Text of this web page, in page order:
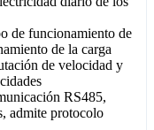
de funcionamiento de
de la carga
de velocidad y
RS485,
admite protocolo